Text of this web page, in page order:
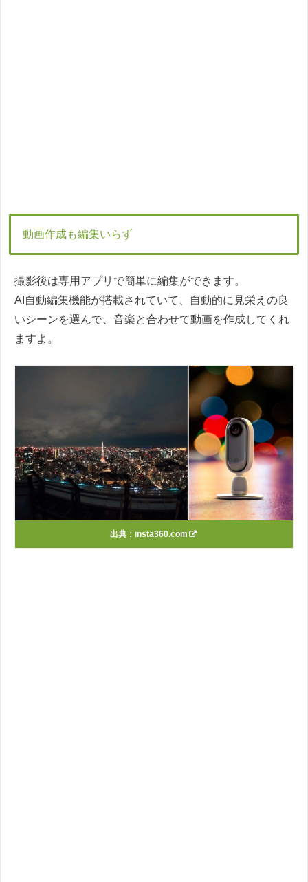
動画作成も編集いらず
撮影後は専用アプリで簡単に編集ができます。
AI自動編集機能が搭載されていて、自動的に見栄えの良
いシーンを選んで、音楽と合わせて動画を作成してくれ
ますよ。
出典： insta360.com